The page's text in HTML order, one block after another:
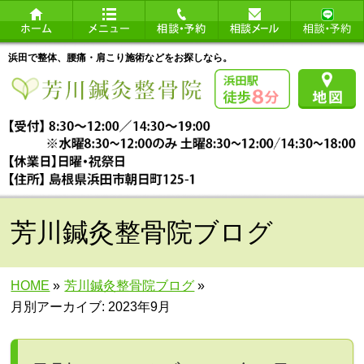
浜田で整体、腰痛・肩こり施術などをお探しなら。
芳川鍼灸整骨院ブログ
HOME » 芳川鍼灸整骨院ブログ »
月別アーカイブ: 2023年9月